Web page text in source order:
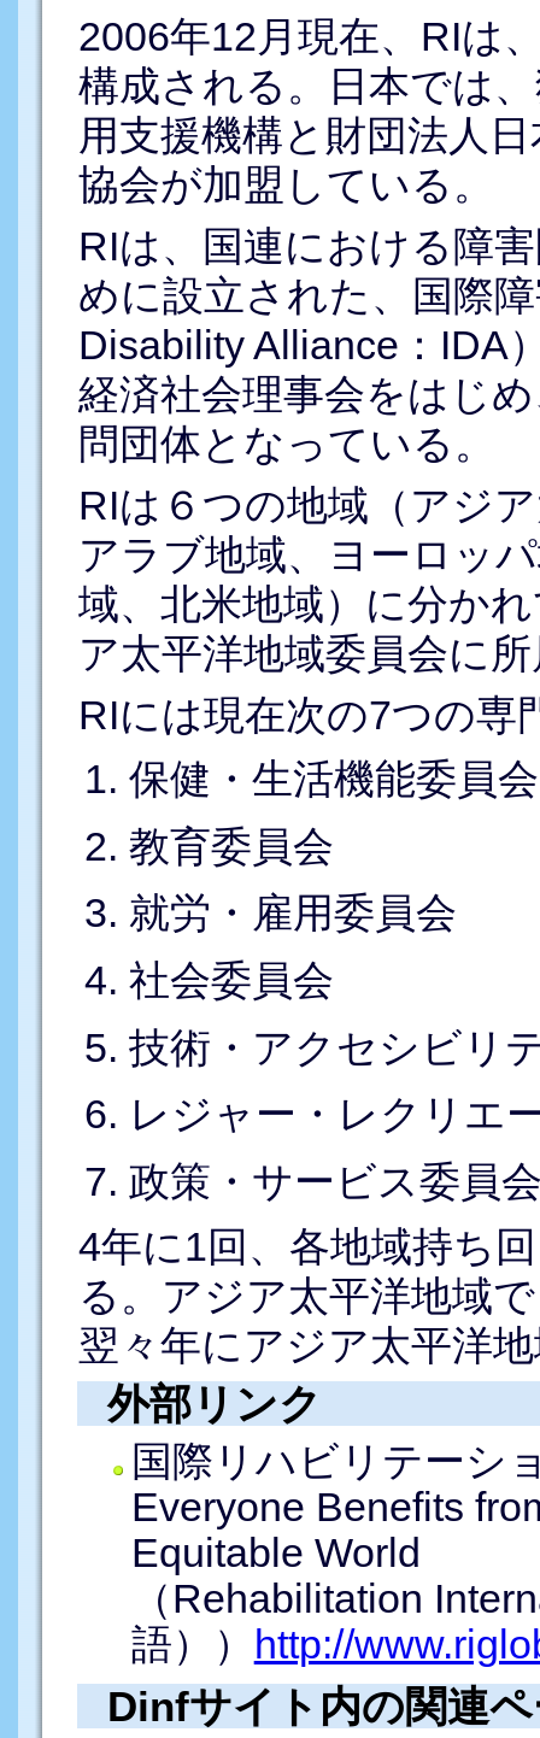
2006年12月現在、RIは
構成される。日本では
用支援機構と財団法人
協会が加盟している。
RIは、国連における障
めに設立された、国際
Disability Alliance：IDA
経済社会理事会をはじ
問団体となっている。
RIは６つの地域（アジ
アラブ地域、ヨーロッ
域、北米地域）に分か
ア太平洋地域委員会に
RIには現在次の7つの専
保健・生活機能委員会
教育委員会
就労・雇用委員会
社会委員会
技術・アクセシビリ
レジャー・レクリエ
政策・サービス委員
4年に1回、各地域持ち
る。アジア太平洋地域
翌々年にアジア太平洋
外部リンク
国際リハビリテーシ
Everyone Benefits
Equitable World
（Rehabilitation
語）） http://
Dinfサイト内の関連